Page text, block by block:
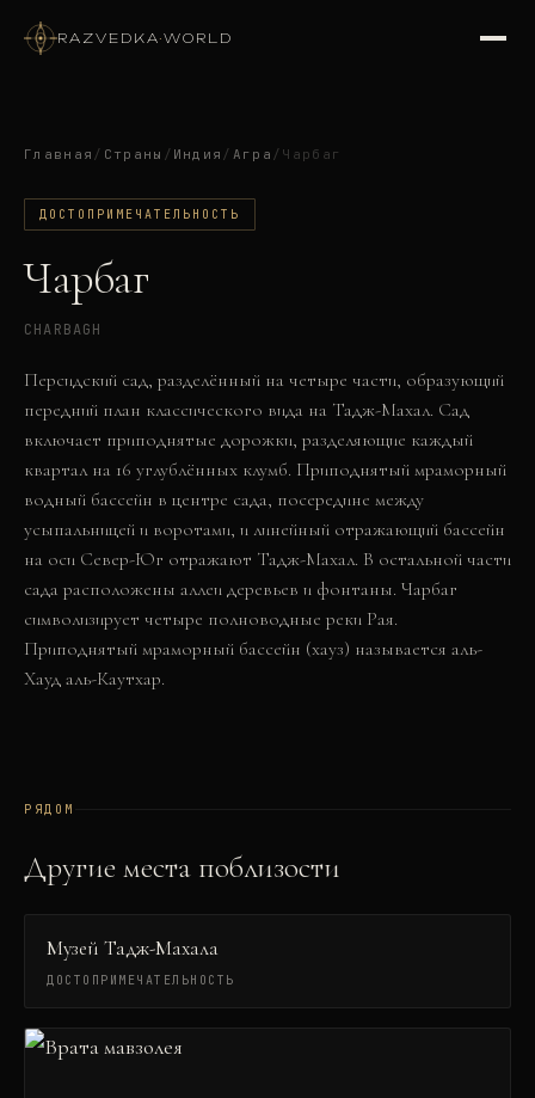
RAZVEDKA·WORLD
Главная / Страны / Индия / Агра / Чарбаг
ДОСТОПРИМЕЧАТЕЛЬНОСТЬ
Чарбаг
CHARBAGH
Персидский сад, разделённый на четыре части, образующий
передний план классического вида на Тадж-Махал. Сад
включает приподнятые дорожки, разделяющие каждый
квартал на 16 углублённых клумб. Приподнятый мраморный
водный бассейн в центре сада, посередине между
усыпальницей и воротами, и линейный отражающий бассейн
на оси Север-Юг отражают Тадж-Махал. В остальной части
сада расположены аллеи деревьев и фонтаны. Чарбаг
символизирует четыре полноводные реки Рая.
Приподнятый мраморный бассейн (хауз) называется аль-
Хауд аль-Каутхар.
РЯДОМ
Другие места поблизости
Музей Тадж-Махала
ДОСТОПРИМЕЧАТЕЛЬНОСТЬ